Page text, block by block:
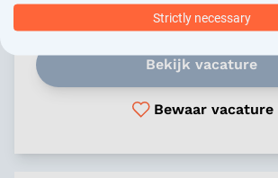
OPLEIDINGSNIVEAU
Bekijk vacature
Bewaar vacature
Strictly necessary